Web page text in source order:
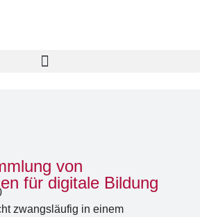
von
für digitale Bildung
zwangsläufig in einem